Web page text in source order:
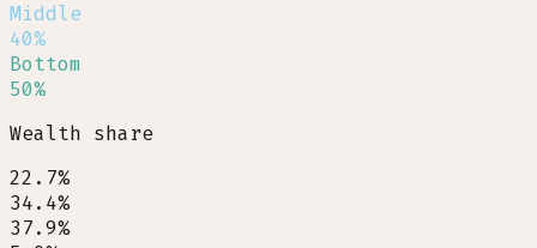
Middle
40%
Bottom
50%
Wealth share
22.7%
34.4%
37.9%